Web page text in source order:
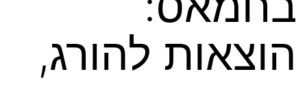
הוצאות להורג,